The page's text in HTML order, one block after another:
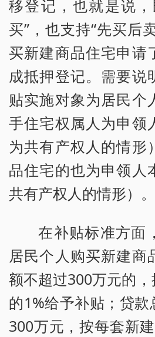
移登记，也就是说
买”，也支持“先买后
买新建商品住宅申请
成抵押登记。需要说
贴实施对象为居民个
手住宅权属人为申领
为共有产权人的情形
品住宅的也为申领人
共有产权人的情形）。
在补贴标准方面
居民个人购买新建商
额不超过300万元的
的1%给予补贴；贷
300万元，按每套新